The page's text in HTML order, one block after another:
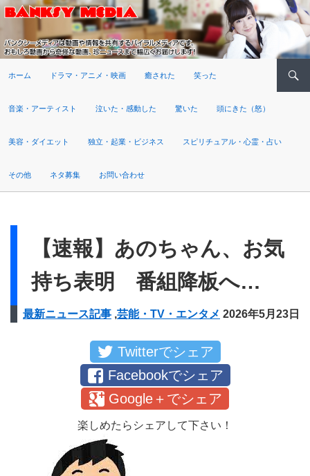
ホーム ドラマ・アニメ・映画 癒された 笑った
音楽・アーティスト 泣いた・感動した 驚いた 頭にきた（怒）
美容・ダイエット 独立・起業・ビジネス スピリチュアル・心霊・占い
その他 ネタ募集 お問い合わせ
【速報】あのちゃん、お気
持ち表明 番組降板へ…
最新ニュース記事 ,芸能・TV・エンタメ 2026年5月23日
Twitterでシェア
Facebookでシェア
Google＋でシェア
楽しめたらシェアして下さい！